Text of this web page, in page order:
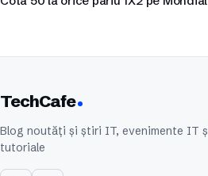
TechCafe
Blog noutăți și știri IT, evenimente IT
tutoriale